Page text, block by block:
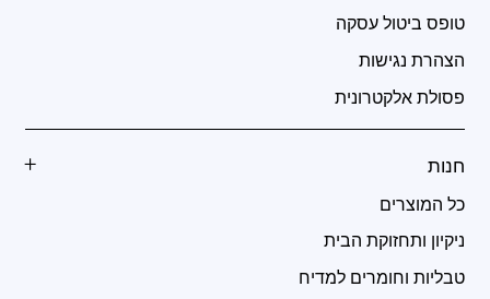
טופס ביטול עסקה
הצהרת נגישות
פסולת אלקטרונית
חנות
כל המוצרים
ניקיון ותחזוקת הבית
טבליות וחומרים למדיח